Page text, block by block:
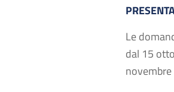
Le
dal 15